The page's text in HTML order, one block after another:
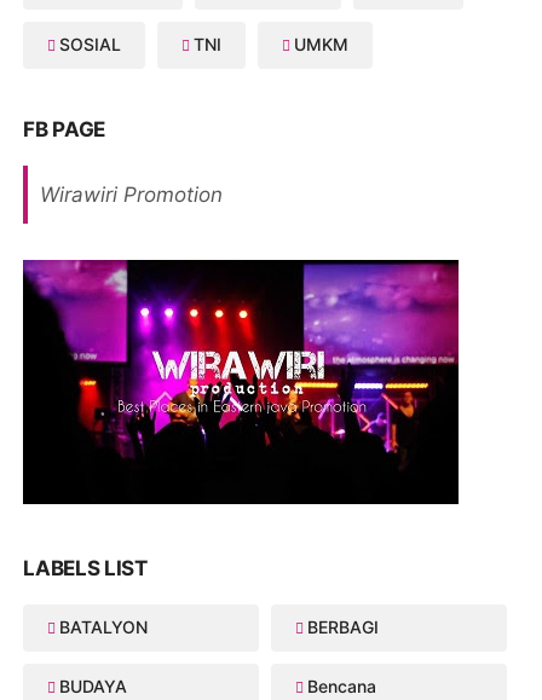
SOSIAL TNI UMKM
FB PAGE
Wirawiri Promotion
LABELS LIST
BATALYON BERBAGI
BUDAYA Bencana